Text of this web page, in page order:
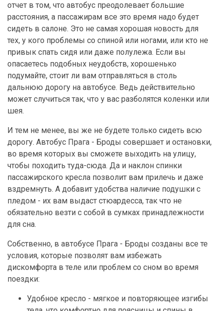
отчет в том, что автобус преодолевает большие
расстояния, а пассажирам все это время надо будет
сидеть в салоне. Это не самая хорошая новость для
тех, у кого проблемы со спиной или ногами, или кто не
привык спать сидя или даже полулежа. Если вы
опасаетесь подобных неудобств, хорошенько
подумайте, стоит ли вам отправляться в столь
дальнюю дорогу на автобусе. Ведь действительно
может случиться так, что у вас разболятся коленки или
шея.
И тем не менее, вы же не будете только сидеть всю
дорогу. Автобус Прага - Броды совершает и остановки,
во время которых вы сможете выходить на улицу,
чтобы походить туда-сюда. Да и наклон спинки
пассажирского кресла позволит вам прилечь и даже
вздремнуть. А добавит удобства наличие подушки с
пледом - их вам выдаст стюардесса, так что не
обязательно везти с собой в сумках принадлежности
для сна.
Собственно, в автобусе Прага - Броды созданы все те
условия, которые позволят вам избежать
дискомфорта в теле или проблем со сном во время
поездки:
Удобное кресло - мягкое и повторяющее изгибы